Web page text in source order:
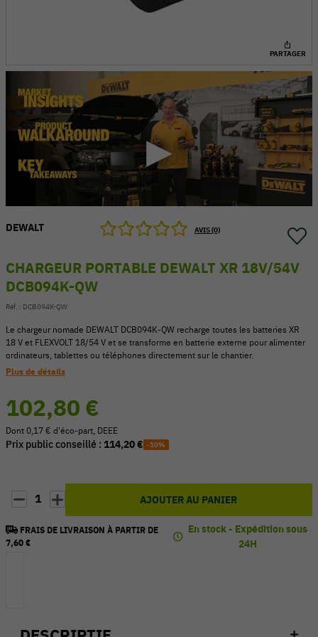
V
PARTAGER
DEWALT AVIS (0)
CHARGEUR PORTABLE DEWALT XR 18V/54V
DCB094K-QW
Réf. : DCB094K-QW
Le chargeur nomade DEWALT DCB094K‑QW recharge toutes les batteries XR
18 V et FLEXVOLT 18/54 V et se transforme en batterie externe pour alimenter
ordinateurs, tablettes ou téléphones directement sur le chantier.
Plus de détails
102,80 €
Dont 0,17 € d'éco-part, DEEE
Prix public conseillé : 114,20 € -10%
1 AJOUTER AU PANIER
FRAIS DE LIVRAISON À PARTIR DE
7,60 €
En stock - Expédition sous
24H